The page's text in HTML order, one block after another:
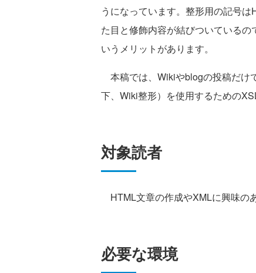
うになっています。整形用の記号
た目と修飾内容が結びついている
いうメリットがあります。
本稿では、Wikiやblogの投稿だけ
下、Wiki整形）を使用するための
対象読者
HTML文章の作成やXMLに興味の
必要な環境